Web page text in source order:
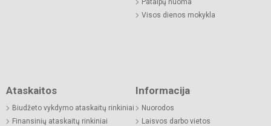
Visos dienos mokykla
Ataskaitos
Biudžeto vykdymo ataskaitų rinkiniai
Finansinių ataskaitų rinkiniai
Informacija
Nuorodos
Laisvos darbo vietos